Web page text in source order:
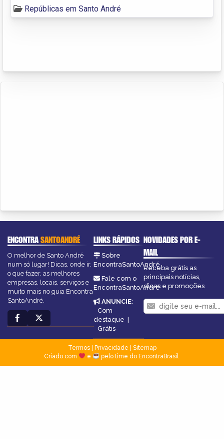
Repúblicas em Santo André
ENCONTRASANTOANDRÉ
O melhor de Santo André
num só lugar! Dicas, onde ir,
o que fazer, as melhores
empresas, locais, serviços e
muito mais no guia Encontra
SantoAndré.
LINKS RÁPIDOS
Sobre
EncontraSantoAndré
Fale com o
EncontraSantoAndré
ANUNCIE:
Com
destaque |
Grátis
NOVIDADES POR E-
MAIL
Receba grátis as
principais notícias,
dicas e promoções
Termos| Privacidade
Sitemap
Criado com
e pelo time do EncontraBrasil